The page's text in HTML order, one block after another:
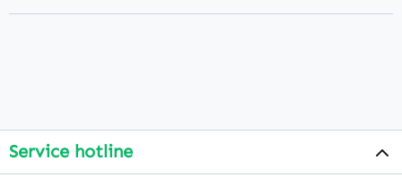
Service hotline